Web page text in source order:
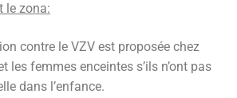
le zona:
contre le VZV est proposée chez
les femmes enceintes s’ils n’ont pas
dans l’enfance.